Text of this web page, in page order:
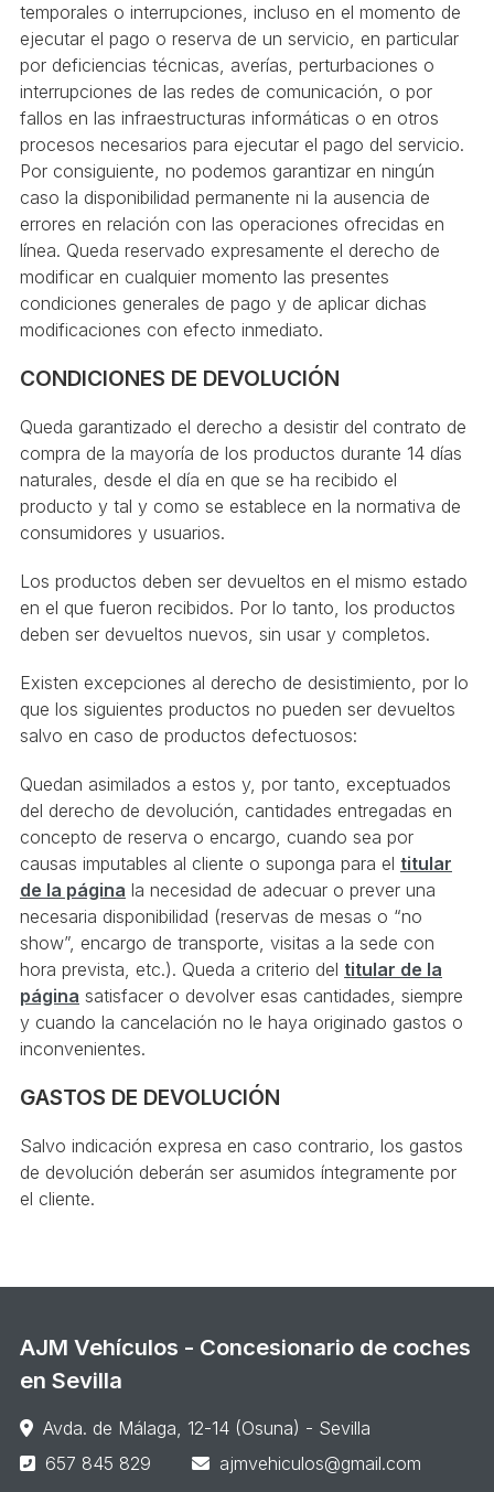
temporales o interrupciones, incluso en el momento de
ejecutar el pago o reserva de un servicio, en particular
por deficiencias técnicas, averías, perturbaciones o
interrupciones de las redes de comunicación, o por
fallos en las infraestructuras informáticas o en otros
procesos necesarios para ejecutar el pago del servicio.
Por consiguiente, no podemos garantizar en ningún
caso la disponibilidad permanente ni la ausencia de
errores en relación con las operaciones ofrecidas en
línea. Queda reservado expresamente el derecho de
modificar en cualquier momento las presentes
condiciones generales de pago y de aplicar dichas
modificaciones con efecto inmediato.
CONDICIONES DE DEVOLUCIÓN
Queda garantizado el derecho a desistir del contrato de
compra de la mayoría de los productos durante 14 días
naturales, desde el día en que se ha recibido el
producto y tal y como se establece en la normativa de
consumidores y usuarios.
Los productos deben ser devueltos en el mismo estado
en el que fueron recibidos. Por lo tanto, los productos
deben ser devueltos nuevos, sin usar y completos.
Existen excepciones al derecho de desistimiento, por lo
que los siguientes productos no pueden ser devueltos
salvo en caso de productos defectuosos:
Quedan asimilados a estos y, por tanto, exceptuados
del derecho de devolución, cantidades entregadas en
concepto de reserva o encargo, cuando sea por
causas imputables al cliente o suponga para el titular
de la página la necesidad de adecuar o prever una
necesaria disponibilidad (reservas de mesas o “no
show”, encargo de transporte, visitas a la sede con
hora prevista, etc.). Queda a criterio del titular de la
página satisfacer o devolver esas cantidades, siempre
y cuando la cancelación no le haya originado gastos o
inconvenientes.
GASTOS DE DEVOLUCIÓN
Salvo indicación expresa en caso contrario, los gastos
de devolución deberán ser asumidos íntegramente por
el cliente.
AJM Vehículos - Concesionario de coches
en Sevilla
Avda. de Málaga, 12-14 (Osuna) - Sevilla
657 845 829
ajmvehiculos@gmail.com